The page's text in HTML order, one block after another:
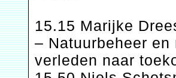
15.15 Marijke
– Natuurbeheer
verleden naar